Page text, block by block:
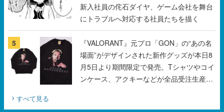
5
『VALORANT』元プロ「GON」の“あの名
場面”がデザインされた新作グッズが本日8
月5日より期間限定で発売。Tシャツやコイ
ンケース、アクキーなどが全品受注生産で
登場、過去に発売したグッズの再販も
すべて見る